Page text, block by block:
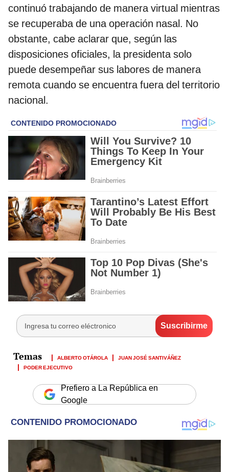
continuó trabajando de manera virtual mientras
se recuperaba de una operación nasal. No
obstante, cabe aclarar que, según las
disposiciones oficiales, la presidenta solo
puede desempeñar sus labores de manera
remota cuando se encuentra fuera del territorio
nacional.
ALBERTO OTÁROLA
JUAN JOSÉ SANTIVÁÑEZ
PODER EJECUTIVO
Prefiero a La República en
Google